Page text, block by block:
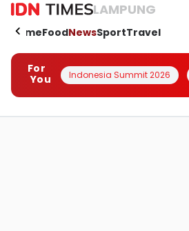
LAMPUNG
HomeFoodNewsSportTravel
For
You
Indonesia Summit 2026